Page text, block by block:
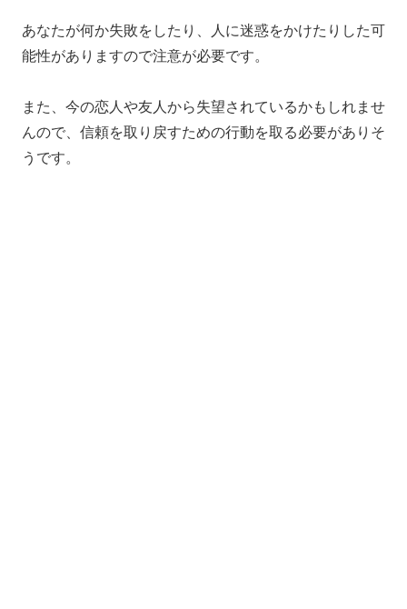
あなたが何か失敗をしたり、人に迷惑をかけたりした可
能性がありますので注意が必要です。
また、今の恋人や友人から失望されているかもしれませ
んので、信頼を取り戻すための行動を取る必要がありそ
うです。